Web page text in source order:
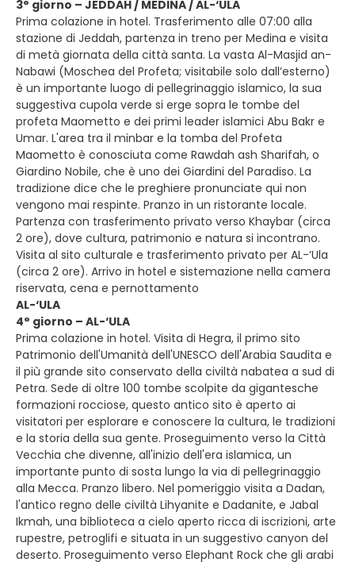
3° giorno – JEDDAH / MEDINA / AL-‘ULA
Prima colazione in hotel. Trasferimento alle 07:00 alla
stazione di Jeddah, partenza in treno per Medina e visita
di metà giornata della città santa. La vasta Al-Masjid an-
Nabawi (Moschea del Profeta; visitabile solo dall’esterno)
è un importante luogo di pellegrinaggio islamico, la sua
suggestiva cupola verde si erge sopra le tombe del
profeta Maometto e dei primi leader islamici Abu Bakr e
Umar. L'area tra il minbar e la tomba del Profeta
Maometto è conosciuta come Rawdah ash Sharifah, o
Giardino Nobile, che è uno dei Giardini del Paradiso. La
tradizione dice che le preghiere pronunciate qui non
vengono mai respinte. Pranzo in un ristorante locale.
Partenza con trasferimento privato verso Khaybar (circa
2 ore), dove cultura, patrimonio e natura si incontrano.
Visita al sito culturale e trasferimento privato per AL-‘Ula
(circa 2 ore). Arrivo in hotel e sistemazione nella camera
riservata, cena e pernottamento
AL-‘ULA
4° giorno – AL-‘ULA
Prima colazione in hotel. Visita di Hegra, il primo sito
Patrimonio dell'Umanità dell'UNESCO dell'Arabia Saudita e
il più grande sito conservato della civiltà nabatea a sud di
Petra. Sede di oltre 100 tombe scolpite da gigantesche
formazioni rocciose, questo antico sito è aperto ai
visitatori per esplorare e conoscere la cultura, le tradizioni
e la storia della sua gente. Proseguimento verso la Città
Vecchia che divenne, all'inizio dell'era islamica, un
importante punto di sosta lungo la via di pellegrinaggio
alla Mecca. Pranzo libero. Nel pomeriggio visita a Dadan,
l'antico regno delle civiltà Lihyanite e Dadanite, e Jabal
Ikmah, una biblioteca a cielo aperto ricca di iscrizioni, arte
rupestre, petroglifi e situata in un suggestivo canyon del
deserto. Proseguimento verso Elephant Rock che gli arabi